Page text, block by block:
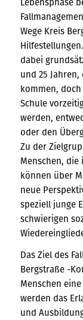
Wege Kreis
dabei
und 25
kommen,
Schule
werden,
oder den
Zu der
Menschen,
können über
neue
speziell junge
schwierigen
Das Ziel des
Bergstraße -
Menschen
werden das
und